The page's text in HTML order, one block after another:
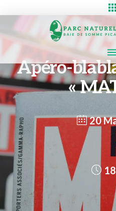
Apéro-
«
20